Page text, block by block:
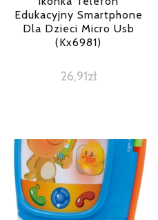
Edukacyjny Smartphone
Dla Dzieci Micro Usb
(Kx6981)
26,91zł